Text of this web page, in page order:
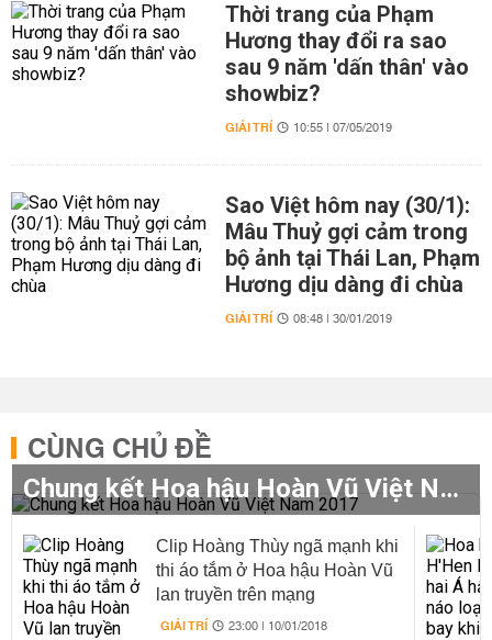
Thời trang của Phạm
Hương thay đổi ra sao
sau 9 năm 'dấn thân' vào
showbiz?
GIẢI TRÍ 10:55 | 07/05/2019
Sao Việt hôm nay (30/1):
Mâu Thuỷ gợi cảm trong
bộ ảnh tại Thái Lan, Phạm
Hương dịu dàng đi chùa
GIẢI TRÍ 08:48 | 30/01/2019
CÙNG CHỦ ĐỀ
Chung kết Hoa hậu Hoàn Vũ Việt Nam 2017
Clip Hoàng Thùy ngã mạnh khi
thi áo tắm ở Hoa hậu Hoàn Vũ
lan truyền trên mạng
GIẢI TRÍ 23:00 | 10/01/2018